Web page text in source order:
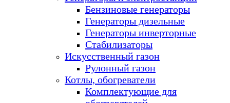
Бензиновые генераторы
Генераторы дизельные
Генераторы инверторные
Стабилизаторы
Искусственный газон
Рулонный газон
Котлы, обогреватели
Комплектующие для